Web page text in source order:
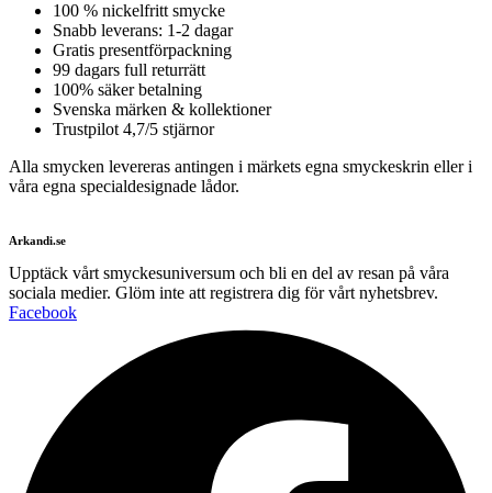
100 % nickelfritt smycke
Snabb leverans: 1-2 dagar
Gratis presentförpackning
99 dagars full returrätt
100% säker betalning
Svenska märken & kollektioner
Trustpilot 4,7/5 stjärnor
Alla smycken levereras antingen i märkets egna smyckeskrin eller i
våra egna specialdesignade lådor.
Arkandi.se
Upptäck vårt smyckesuniversum och bli en del av resan på våra
sociala medier. Glöm inte att registrera dig för vårt nyhetsbrev.
Facebook